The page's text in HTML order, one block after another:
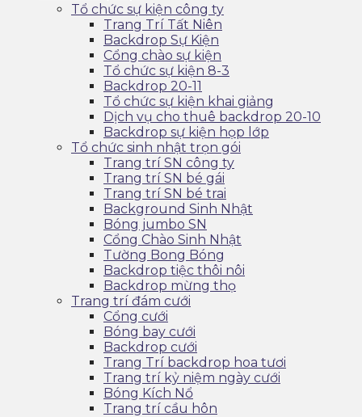
Tổ chức sự kiện công ty
Trang Trí Tất Niên
Backdrop Sự Kiện
Cổng chào sự kiện
Tổ chức sự kiện 8-3
Backdrop 20-11
Tổ chức sự kiện khai giảng
Dịch vụ cho thuê backdrop 20-10
Backdrop sự kiện họp lớp
Tổ chức sinh nhật trọn gói
Trang trí SN công ty
Trang trí SN bé gái
Trang trí SN bé trai
Background Sinh Nhật
Bóng jumbo SN
Cổng Chào Sinh Nhật
Tường Bong Bóng
Backdrop tiệc thôi nôi
Backdrop mừng thọ
Trang trí đám cưới
Cổng cưới
Bóng bay cưới
Backdrop cưới
Trang Trí backdrop hoa tươi
Trang trí kỷ niệm ngày cưới
Bóng Kích Nổ
Trang trí cầu hôn